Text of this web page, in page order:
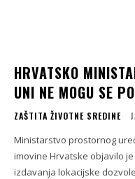
HRVATSKO
UNI NE MOGU SE
ZAŠTITA ŽIVOTNE SREDINE
Ministarstvo prostornog
imovine Hrvatske objavilo
izdavanja lokacijske